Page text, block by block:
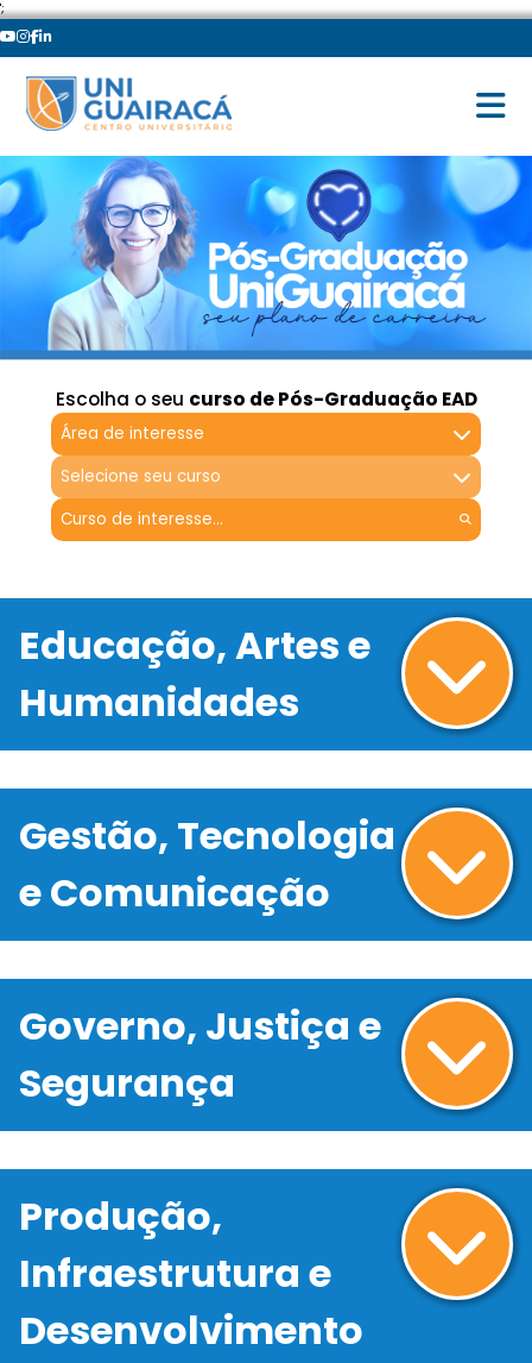
';
Escolha o seu curso de Pós-Graduação EAD
Área de interesse
Selecione seu curso
Educação, Artes e
Humanidades
Gestão, Tecnologia
e Comunicação
Governo, Justiça e
Segurança
Produção,
Infraestrutura e
Desenvolvimento